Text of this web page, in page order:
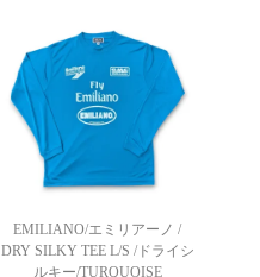
EMILIANO/エミリアーノ /
DRY SILKY TEE L/S /ドライシ
ルキー/TURQUOISE